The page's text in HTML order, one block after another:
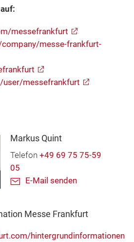
messefrankfurt
messe-frankfurt-
user/messefrankfurt
Markus Quint
Telefon +49 69 75 75-59
05
E-Mail senden
Messe Frankfurt
hintergrundinformationen